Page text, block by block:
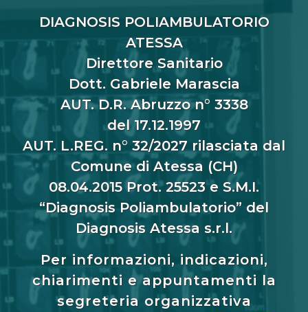
DIAGNOSIS POLIAMBULATORIO
ATESSA
Direttore Sanitario
Dott. Gabriele Marascia
AUT. D.R. Abruzzo n° 3338
del 17.12.1997
AUT. L.REG. n° 32/2027 rilasciata dal
Comune di Atessa (CH)
08.04.2015 Prot. 25523 e S.M.I.
“Diagnosis Poliambulatorio” del
Diagnosis Atessa s.r.l.
Per informazioni, indicazioni,
chiarimenti e appuntamenti la
segreteria organizzativa